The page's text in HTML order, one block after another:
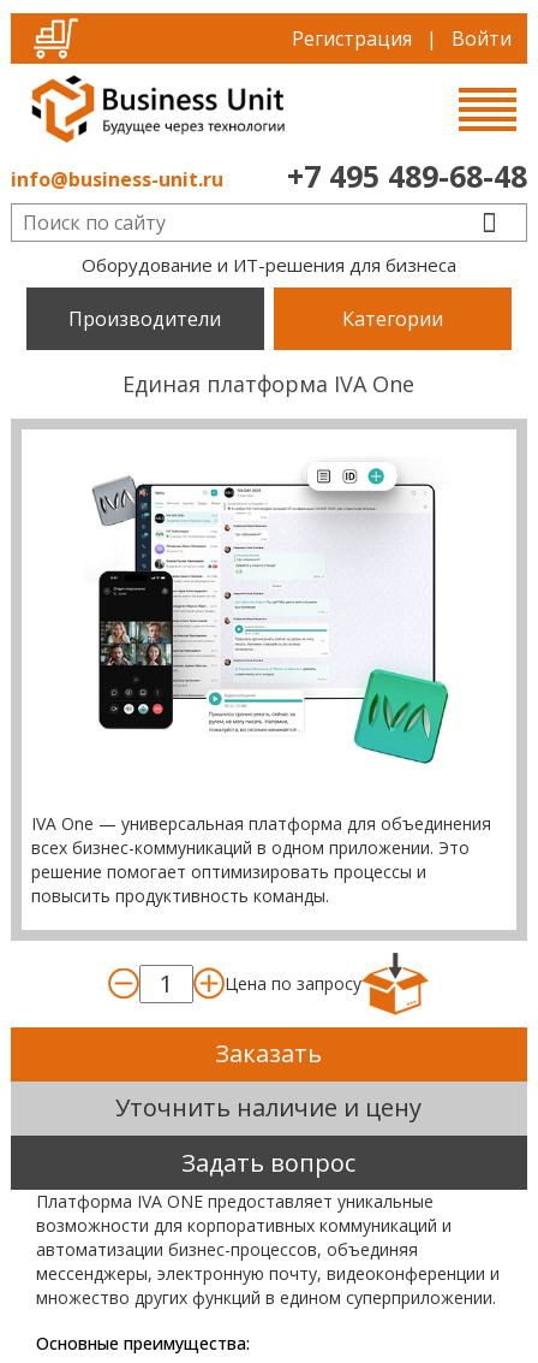
Регистрация | Войти
info@business-unit.ru +7 495 489-68-48
Оборудование и ИТ-решения для бизнеса
Производители Категории
Единая платформа IVA One
IVA One — универсальная платформа для объединения
всех бизнес-коммуникаций в одном приложении. Это
решение помогает оптимизировать процессы и
повысить продуктивность команды.
Цена по запросу
Заказать
Уточнить наличие и цену
Задать вопрос
Платформа IVA ONE предоставляет уникальные
возможности для корпоративных коммуникаций и
автоматизации бизнес-процессов, объединяя
мессенджеры, электронную почту, видеоконференции и
множество других функций в едином суперприложении.
Основные преимущества: